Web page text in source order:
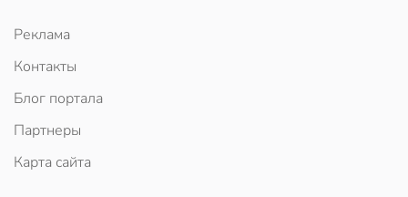
Реклама
Контакты
Блог портала
Партнеры
Карта сайта